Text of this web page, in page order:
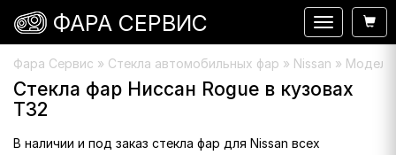
Фара Сервис » Стекла автомобильных фар » Nissan » Модель
Стекла фар Ниссан Rogue в кузовах
T32
В наличии и под заказ стекла фар для Nissan всех
Навигация
ФАРА СЕРВИС